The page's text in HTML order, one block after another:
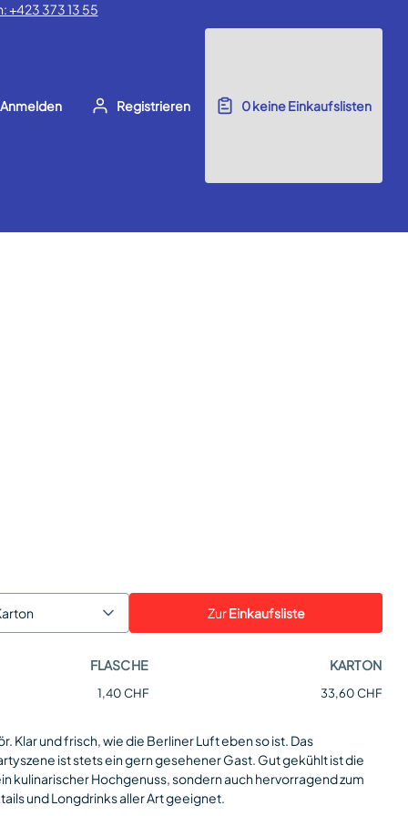
+423 373 13 55
Anmelden Registrieren 0keine Einkaufslisten
ZurEinkaufsliste
FLASCHE KARTON
1,40 CHF 33,60 CHF
Klar und frisch, wie die Berliner Luft eben so ist. Das
ist stets ein gern gesehener Gast. Gut gekühlt ist die
kulinarischer Hochgenuss, sondern auch hervorragend zum
und Longdrinks aller Art geeignet.